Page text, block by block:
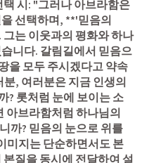
시: "그러나 아브라함은
선택하며, **'믿음의
는 이웃과의 평화와 하나
니다. 갈림길에서 믿음으
을 모두 주시겠다고 약속
, 여러분은 지금 인생의
? 롯처럼 눈에 보이는 소
아브라함처럼 하나님의
까? 믿음의 눈으로 위를
미지는 단순하면서도 본
질을 동시에 전달하여 설